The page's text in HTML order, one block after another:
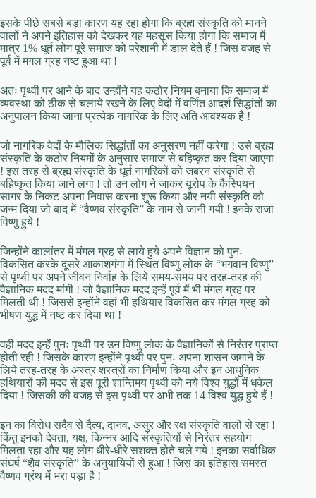
इसके पीछे सबसे बड़ा कारण यह रहा होगा कि ब्रह्म संस्कृति को मानने
वालों ने अपने इतिहास को देखकर यह महसूस किया होगा कि समाज में
मात्र 1% धूर्त लोग पूरे समाज को परेशानी में डाल देते हैं ! जिस वजह से
पूर्व में मंगल ग्रह नष्ट हुआ था !
अतः पृथ्वी पर आने के बाद उन्होंने यह कठोर नियम बनाया कि समाज में
व्यवस्था को ठीक से चलाये रखने के लिए वेदों में वर्णित आदर्श सिद्धांतों का
अनुपालन किया जाना प्रत्येक नागरिक के लिए अति आवश्यक है !
जो नागरिक वेदों के मौलिक सिद्धांतों का अनुसरण नहीं करेगा ! उसे ब्रह्म
संस्कृति के कठोर नियमों के अनुसार समाज से बहिष्कृत कर दिया जाएगा
! इस तरह से ब्रह्म संस्कृति के धूर्त नागरिकों को जबरन संस्कृति से
बहिष्कृत किया जाने लगा ! तो उन लोग ने जाकर यूरोप के कैस्पियन
सागर के निकट अपना निवास करना शुरू किया और नयी संस्कृति को
जन्म दिया जो बाद में “वैष्णव संस्कृति” के नाम से जानी गयी ! इनके राजा
विष्णु हुये !
जिन्होंने कालांतर में मंगल ग्रह से लाये हुये अपने विज्ञान को पुनः
विकसित करके दूसरे आकाशगंगा में स्थित विष्णु लोक के “भगवान विष्णु”
से पृथ्वी पर अपने जीवन निर्वाह के लिये समय-समय पर तरह-तरह की
वैज्ञानिक मदद मांगी ! जो वैज्ञानिक मदद इन्हें पूर्व में भी मंगल ग्रह पर
मिलती थी ! जिससे इन्होंने वहां भी हथियार विकसित कर मंगल ग्रह को
भीषण युद्ध में नष्ट कर दिया था !
वही मदद इन्हें पुनः पृथ्वी पर उन विष्णु लोक के वैज्ञानिकों से निरंतर प्राप्त
होती रही ! जिसके कारण इन्होंने पृथ्वी पर पुनः अपना शासन जमाने के
लिये तरह-तरह के अस्त्र शस्त्रों का निर्माण किया और इन आधुनिक
हथियारों की मदद से इस पूरी शान्तिमय पृथ्वी को नये विश्व युद्धों में धकेल
दिया ! जिसकी की वजह से इस पृथ्वी पर अभी तक 14 विश्व युद्ध हुये हैं !
इन का विरोध सदैव से दैत्य, दानव, असुर और रक्ष संस्कृति वालों से रहा !
किंतु इनको देवता, यक्ष, किन्नर आदि संस्कृतियों से निरंतर सहयोग
मिलता रहा और यह लोग धीरे-धीरे सशक्त होते चले गये ! इनका सर्वाधिक
संघर्ष “शैव संस्कृति” के अनुयायियों से हुआ ! जिस का इतिहास समस्त
वैष्णव ग्रंथ में भरा पड़ा है !